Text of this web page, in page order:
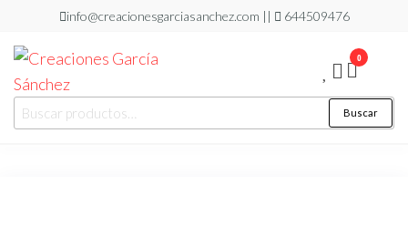
contenido
info@creacionesgarciasanchez.com || 644509476
Creaciones
García
regalos
personalizados
por:
Buscar
0